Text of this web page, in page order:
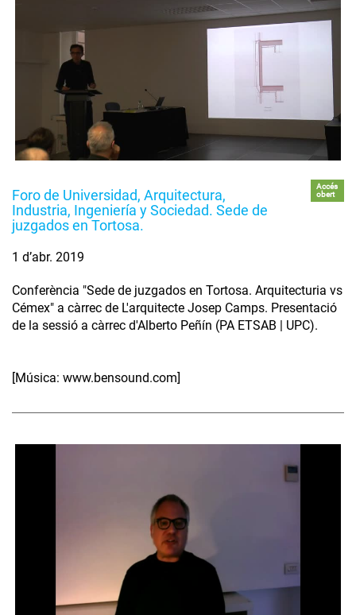
Foro de Universidad, Arquitectura,
Industria, Ingeniería y Sociedad. Sede de
juzgados en Tortosa.
Accés
obert
1 d’abr. 2019
Conferència "Sede de juzgados en Tortosa. Arquitecturia vs
Cémex" a càrrec de L'arquitecte Josep Camps. Presentació
de la sessió a càrrec d'Alberto Peñín (PA ETSAB | UPC).
[Música: www.bensound.com]